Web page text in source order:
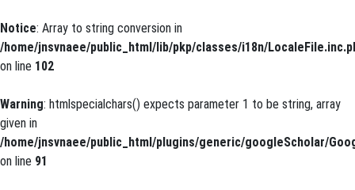
Notice: Array to string conversion in
/home/jnsvnaee/public_html/lib/pkp/classes/i18n/
on line 102
Warning: htmlspecialchars() expects parameter 1 to be string, array
given in
/home/jnsvnaee/public_html/plugins/generic/googleScholar/
on line 91